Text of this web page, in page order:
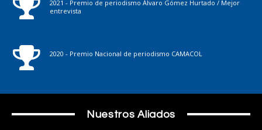
2021 - Premio de periodismo Álvaro Gómez Hurtado / Mejor
entrevista
2020 - Premio Nacional de periodismo CAMACOL
Nuestros Aliados